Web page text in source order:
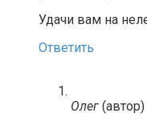
Удачи вам на
Ответить
Олег (автор)